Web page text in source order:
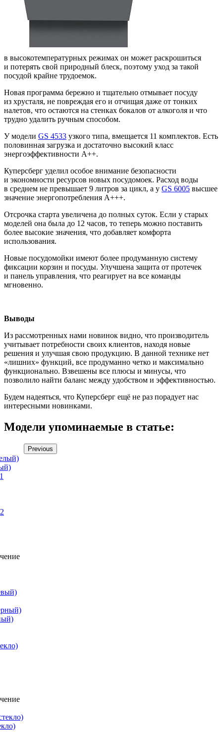
в высокотемпературных режимах он может раскрошиться
и потерять свой природный блеск, поэтому уход за такой
посудой крайне трудоемок.
Новая программа бережно и тщательно отмывает посуду
из хрусталя, не повреждая его и отчищая даже от тонких
налетов, что остаются на стенках бокалов от алкоголя и что
трудно удалить ручным способом.
У модели GS 4533 узкого типа, вмещается 11 комплектов. Есть
половинная загрузка и достаточно высокий класс
энергоэффективности A++.
Куперсберг уделил особое внимание безопасности
и экономности ресурсов новых посудомоек. Расход воды
в среднем не превышает 9 литров за цикл, а у GS 6005 высшее
значение энергопотребления А+++.
Отсрочка старта увеличена до полных суток. Если у старых
моделей она была до 12 часов, то теперь можно поставить
более высокие значения, что добавляет комфорта
использования.
Новые посудомойки имеют более продуманную систему
фиксации корзин и посуды. Улучшена защита от протечек
и панель управления, что реагирует на все команды
мгновенно.
Выводы
Из рассмотренных нами новинок видно, что производитель
учитывает потребности своих клиентов, находя новые
решения и улучшая свою продукцию. В данной технике нет
«лишних» функций, все продуманно четко и максимально
функционально. Взвешены все плюсы и минусы, что
позволило найти баланс между удобством и эффективностью.
Будем надеяться, что Куперсберг ещё не раз порадует нас
интересными новинками.
Модели упоминаемые в статье:
Previous